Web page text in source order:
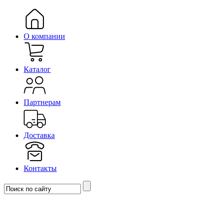
О компании
Каталог
Партнерам
Доставка
Контакты